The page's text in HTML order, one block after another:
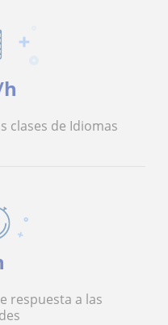
clases de Idiomas
respuesta a las